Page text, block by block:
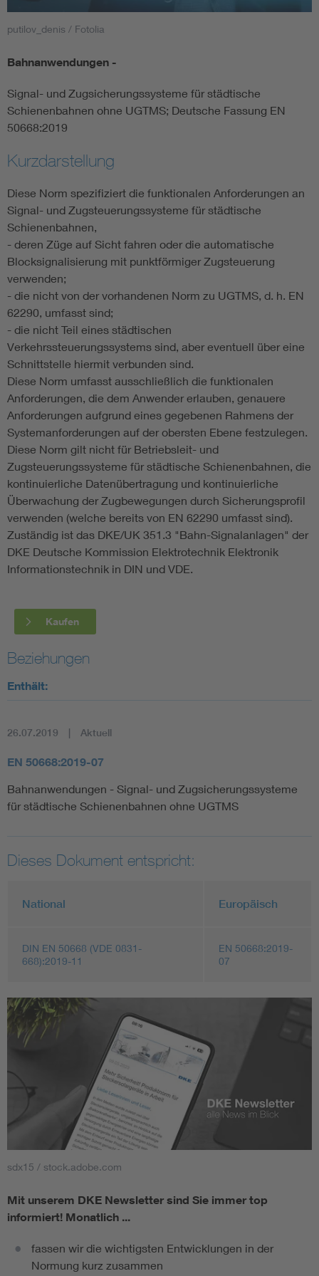
Smart Cities
DKE Fachinformationen im Kontext der Normung
Blitzschutz: DIN EN 62305 in der Übersicht
Cybersecurity in der Industrieautomatisierung
DIN VDE 0100 für sichere Elektroinstallationen
Elektrofachkraft (EFK)
putilov_denis / Fotolia
Bahnanwendungen -
Signal- und Zugsicherungssysteme für städtische
Schienenbahnen ohne UGTMS; Deutsche Fassung EN
50668:2019
Kurzdarstellung
Diese Norm spezifiziert die funktionalen Anforderungen an
Signal- und Zugsteuerungssysteme für städtische
Schienenbahnen,
- deren Züge auf Sicht fahren oder die automatische
Blocksignalisierung mit punktförmiger Zugsteuerung
verwenden;
- die nicht von der vorhandenen Norm zu UGTMS, d. h. EN
62290, umfasst sind;
- die nicht Teil eines städtischen
Verkehrssteuerungssystems sind, aber eventuell über eine
Schnittstelle hiermit verbunden sind.
Diese Norm umfasst ausschließlich die funktionalen
Anforderungen, die dem Anwender erlauben, genauere
Anforderungen aufgrund eines gegebenen Rahmens der
Systemanforderungen auf der obersten Ebene festzulegen.
Diese Norm gilt nicht für Betriebsleit- und
Zugsteuerungssysteme für städtische Schienenbahnen, die
kontinuierliche Datenübertragung und kontinuierliche
Überwachung der Zugbewegungen durch Sicherungsprofil
verwenden (welche bereits von EN 62290 umfasst sind).
Zuständig ist das DKE/UK 351.3 "Bahn-Signalanlagen" der
DKE Deutsche Kommission Elektrotechnik Elektronik
Informationstechnik in DIN und VDE.
Kaufen
Beziehungen
Enthält:
26.07.2019 Aktuell
EN 50668:2019-07
Bahnanwendungen - Signal- und Zugsicherungssysteme
für städtische Schienenbahnen ohne UGTMS
Dieses Dokument entspricht:
National Europäisch
DIN EN 50668 (VDE 0831-
668):2019-11
EN 50668:2019-
07
sdx15 / stock.adobe.com
Mit unserem DKE Newsletter sind Sie immer top
informiert! Monatlich ...
fassen wir die wichtigsten Entwicklungen in der
Normung kurz zusammen